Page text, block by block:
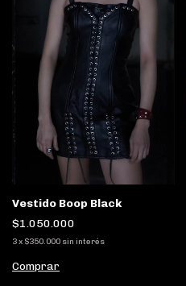
Vestido Boop Black
$1.050.000
3x $350.000 sin interés
Comprar